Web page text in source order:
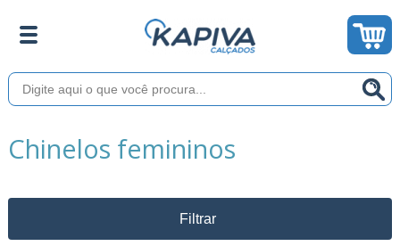
Chinelos femininos
Filtrar